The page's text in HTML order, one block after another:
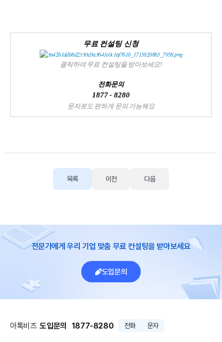
무료 컨설팅 신청
클릭하여 무료 컨설팅을 받아보세요!
전화문의
1877 - 8280
문자로도 편하게 문의 가능해요
목록 이전 다음
전문가에게 우리 기업 맞춤 무료 컨설팅을 받아보세요
도입문의
아톡비즈 도입문의 1877-8280 전화 문자